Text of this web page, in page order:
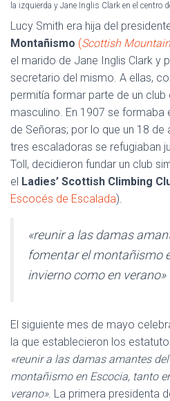
la izquierda y Jane Inglis Clark en el centro
Lucy Smith era hija del
Montañismo (Scottish
el marido de Jane Inglis Clark y
secretario del mismo. A ellas,
permitía formar parte de un club
masculino. En 1907 se formaba
de Señoras; por lo que un 18 de
tres escaladoras se refugiaban
Toll, decidieron fundar un club
el Ladies’ Scottish Climbing
Escocés de Escalada).
«reunir a las damas
fomentar el montañismo
invierno como en verano»
El siguiente mes de mayo
la que establecieron los
«reunir a las damas amantes
montañismo en Escocia, tanto
verano». La primera presidenta